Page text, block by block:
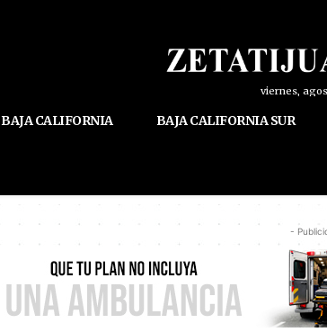
viernes,
BAJA CALIFORNIA BAJA CALIFORNIA SUR
-